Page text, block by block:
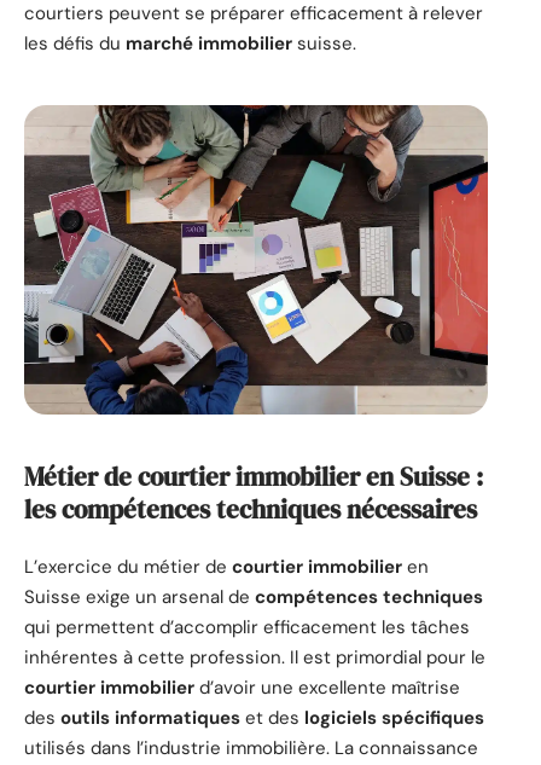
courtiers peuvent se préparer efficacement à relever
les défis du marché immobilier suisse.
Métier de courtier immobilier en Suisse :
les compétences techniques nécessaires
L’exercice du métier de courtier immobilier en
Suisse exige un arsenal de compétences techniques
qui permettent d’accomplir efficacement les tâches
inhérentes à cette profession. Il est primordial pour le
courtier immobilier d’avoir une excellente maîtrise
des outils informatiques et des logiciels spécifiques
utilisés dans l’industrie immobilière. La connaissance